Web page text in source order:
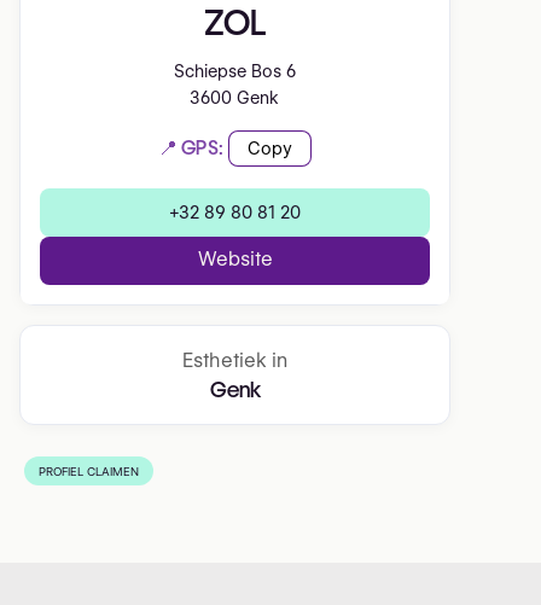
ZOL
Schiepse Bos 6
3600 Genk
📍 GPS: Copy
+32 89 80 81 20
Website
Esthetiek in
Genk
PROFIEL CLAIMEN